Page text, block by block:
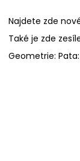
Najdete zde
Také je zde
Geometrie: